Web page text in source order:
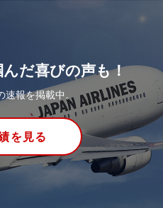
だ喜びの声も！
速報を掲載中。
を見る